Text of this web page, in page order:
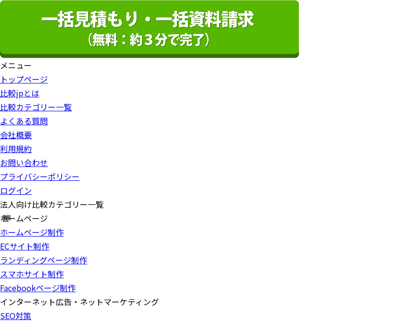
メニュー
トップページ
比較jpとは
比較カテゴリー一覧
よくある質問
会社概要
利用規約
お問い合わせ
プライバシーポリシー
ログイン
法人向け比較カテゴリー一覧
ホームページ
ホームページ制作
ECサイト制作
ランディングページ制作
スマホサイト制作
Facebookページ制作
インターネット広告・ネットマーケティング
SEO対策